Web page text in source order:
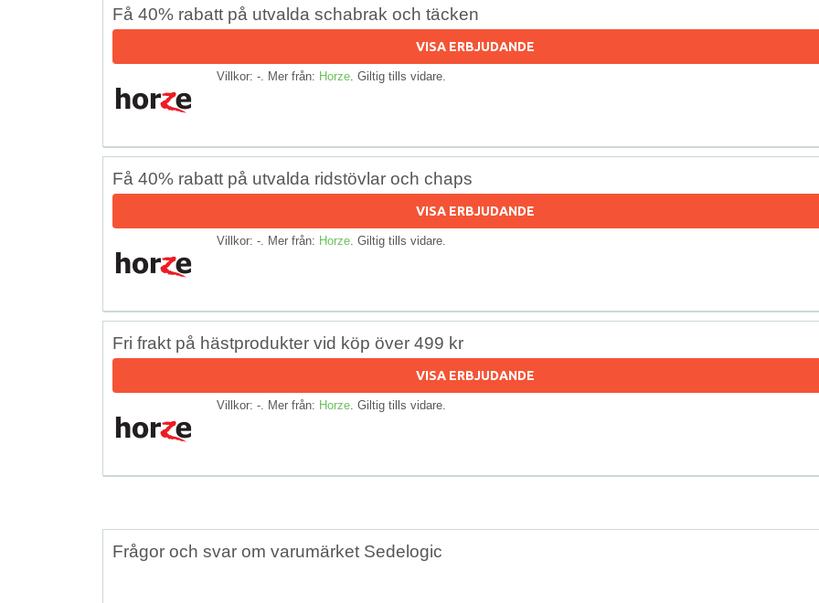
Få 40% rabatt på utvalda schabrak och täcken
VISA ERBJUDANDE
Villkor: -. Mer från: Horze . Giltig tills vidare.
Få 40% rabatt på utvalda ridstövlar och chaps
VISA ERBJUDANDE
Villkor: -. Mer från: Horze . Giltig tills vidare.
Fri frakt på hästprodukter vid köp över 499 kr
VISA ERBJUDANDE
Villkor: -. Mer från: Horze . Giltig tills vidare.
Frågor och svar om varumärket Sedelogic